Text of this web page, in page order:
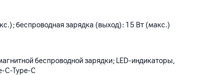
беспроводная зарядка (выход): 15 Вт (макс.)
беспроводной зарядки; LED-индикаторы,
C-Type-C